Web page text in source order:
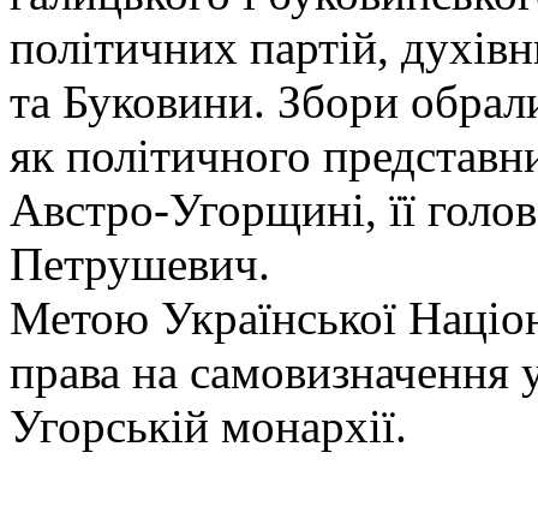
політичних партій,
та Буковини. Збори
як політичного
Австро-Угорщині, її
Петрушевич.
Метою Української
права на самовизначення
Угорській монархії.